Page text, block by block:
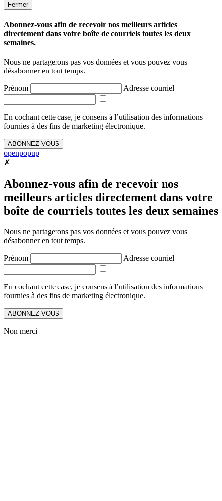
Fermer
Abonnez-vous afin de recevoir nos meilleurs articles
directement dans votre boîte de courriels toutes les deux
semaines.
Nous ne partagerons pas vos données et vous pouvez vous
désabonner en tout temps.
Prénom Adresse courriel
En cochant cette case, je consens à l’utilisation des informations
fournies à des fins de marketing électronique.
ABONNEZ-VOUS
openpopup
✗
Abonnez-vous afin de recevoir nos
meilleurs articles directement dans votre
boîte de courriels toutes les deux semaines
Nous ne partagerons pas vos données et vous pouvez vous
désabonner en tout temps.
Prénom Adresse courriel
En cochant cette case, je consens à l’utilisation des informations
fournies à des fins de marketing électronique.
ABONNEZ-VOUS
Non merci